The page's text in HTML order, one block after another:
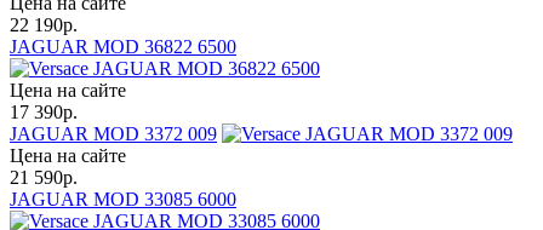
22 190р.
JAGUAR MOD 36822 6500
Цена на сайте
17 390р.
JAGUAR MOD 3372 009
Цена на сайте
21 590р.
JAGUAR MOD 33085 6000